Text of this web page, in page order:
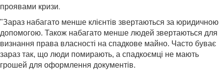
проявами кризи.
"Зараз набагато менше клієнтів звертаються за юридичною
допомогою. Також набагато менше людей звертаються для
визнання права власності на спадкове майно. Часто буває
зараз так, що люди помирають, а спадкоємці не мають
грошей для оформлення документів.